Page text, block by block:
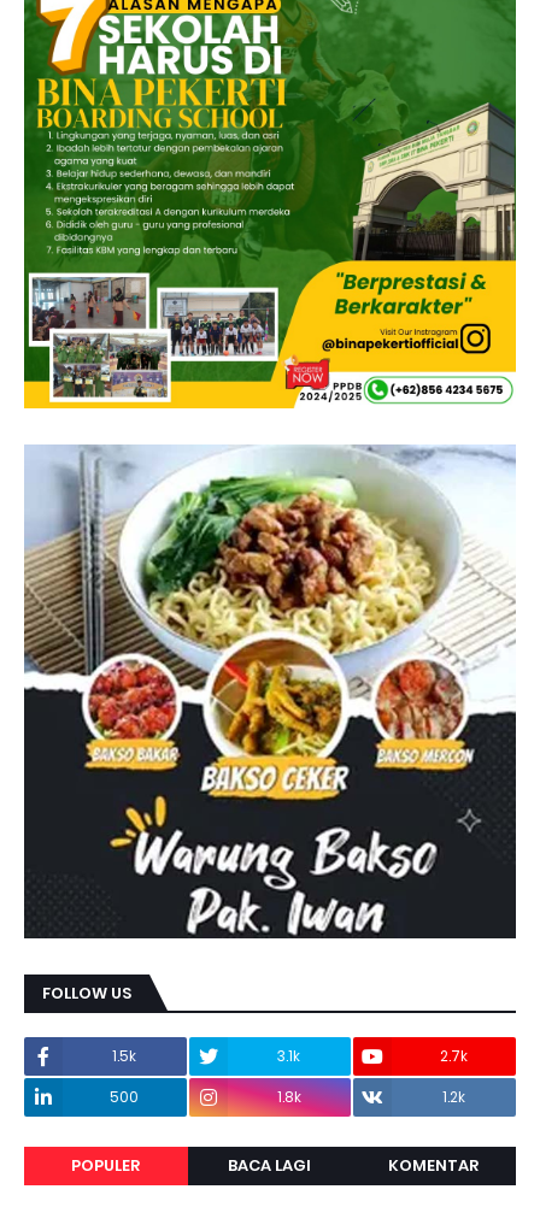
FOLLOW US
1.5k 3.1k
2.7k
500
1.8k 1.2k
POPULER BACA LAGI KOMENTAR